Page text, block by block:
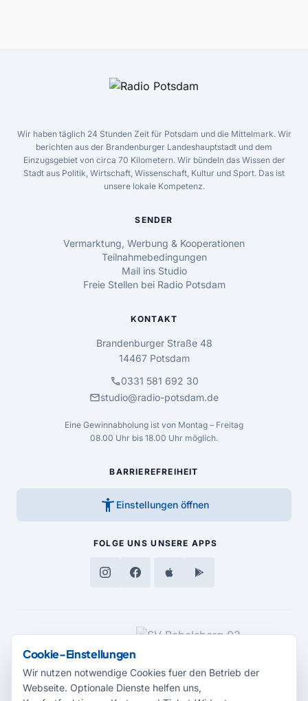
Wir haben täglich 24 Stunden Zeit für Potsdam und die Mittelmark. Wir
berichten aus der Brandenburger Landeshauptstadt und dem
Einzugsgebiet von circa 70 Kilometern. Wir bündeln das Wissen der
Stadt aus Politik, Wirtschaft, Wissenschaft, Kultur und Sport. Das ist
unsere lokale Kompetenz.
SENDER
Vermarktung, Werbung & Kooperationen
Teilnahmebedingungen
Mail ins Studio
Freie Stellen bei Radio Potsdam
KONTAKT
Brandenburger Straße 48
14467 Potsdam
call0331 581 692 30
mailstudio@radio-potsdam.de
Eine Gewinnabholung ist von Montag – Freitag
08.00 Uhr bis 18.00 Uhr möglich.
BARRIEREFREIHEIT
accessibility_new Einstellungen öffnen
FOLGE UNS UNSERE APPS
MEDIENPARTNER
Cookie-Einstellungen
Wir nutzen notwendige Cookies fuer den Betrieb der
Webseite. Optionale Dienste helfen uns,